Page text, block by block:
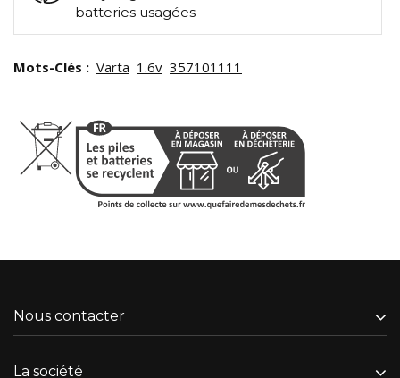
batteries usagées
Mots-Clés : Varta 1.6v 357101111
Nous contacter
La société